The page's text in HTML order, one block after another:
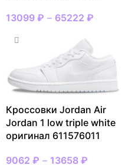
13099 ₽ – 65222 ₽
Кроссовки Jordan Air
Jordan 1 low triple white
оригинал 611576011
9062 ₽ – 13658 ₽